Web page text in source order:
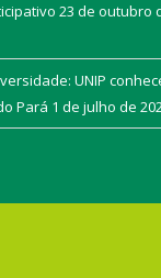
23 de outubro
UNIP
Pará 1 de julho de